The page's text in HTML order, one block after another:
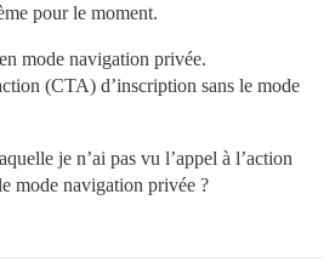
pour le moment.
mode navigation privée.
(CTA) d’inscription sans le mode
je n’ai pas vu l’appel à l’action
mode navigation privée ?